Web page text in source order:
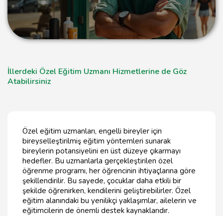
İllerdeki Özel Eğitim Uzmanı Hizmetlerine de Göz
Atabilirsiniz
Özel eğitim uzmanları, engelli bireyler için
bireyselleştirilmiş eğitim yöntemleri sunarak
bireylerin potansiyelini en üst düzeye çıkarmayı
hedefler. Bu uzmanlarla gerçekleştirilen özel
öğrenme programı, her öğrencinin ihtiyaçlarına göre
şekillendirilir. Bu sayede, çocuklar daha etkili bir
şekilde öğrenirken, kendilerini geliştirebilirler. Özel
eğitim alanındaki bu yenilikçi yaklaşımlar, ailelerin ve
eğitimcilerin de önemli destek kaynaklarıdır.